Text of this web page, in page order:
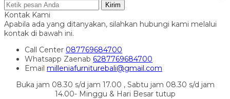
Kirim
Kontak Kami
Apabila ada yang ditanyakan, silahkan hubungi kami melalui
kontak di bawah ini.
Call Center 087769684700
Whatsapp Zaenab 6287769684700
Email milleniafurniturebali@gmail.com
Buka jam 08.30 s/d jam 17.00 , Sabtu jam 08.30 s/d jam
14.00- Minggu & Hari Besar tutup